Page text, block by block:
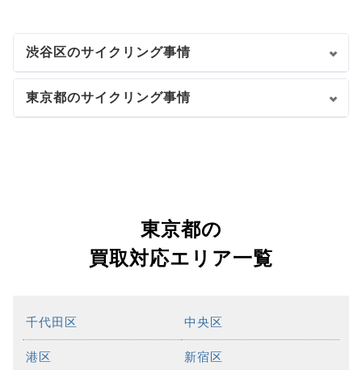
渋谷区のサイクリング事情
東京都のサイクリング事情
東京都の
買取対応エリア一覧
千代田区 中央区
港区 新宿区